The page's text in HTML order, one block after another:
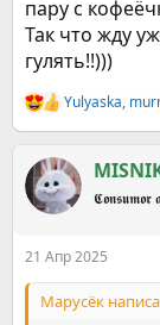
пару с
Так что жду
гулять!!)))
Р
е
к
ц
и
Yulyaska,
𝕮𝖔𝖓𝖘𝖚𝖒𝖔𝖗
21 Апр 2025
Марусёк